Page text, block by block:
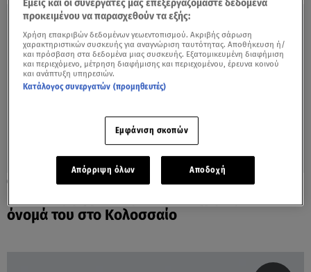
26.06.23, 23:24
όνομά του στο Κολοσσαίο
Εμείς και οι συνεργάτες μας επεξεργαζόμαστε δεδομένα
προκειμένου να παρασχεθούν τα εξής:
Χρήση επακριβών δεδομένων γεωεντοπισμού. Ακριβής σάρωση
χαρακτηριστικών συσκευής για αναγνώριση ταυτότητας. Αποθήκευση ή/
και πρόσβαση στα δεδομένα μιας συσκευής. Εξατομικευμένη διαφήμιση
και περιεχόμενο, μέτρηση διαφήμισης και περιεχομένου, έρευνα κοινού
και ανάπτυξη υπηρεσιών.
Κατάλογος συνεργατών (προμηθευτές)
Εμφάνιση σκοπών
Απόρριψη όλων Αποδοχή